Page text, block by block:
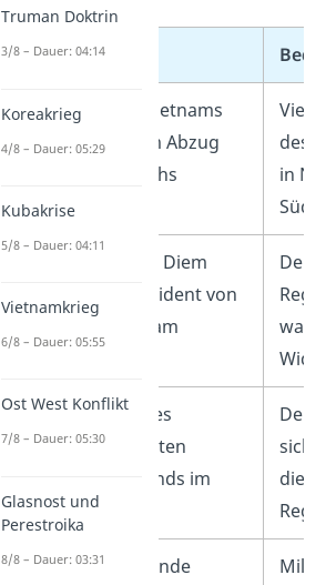
Jahr Ereignis
1954
Teilung Vietnams
nach dem Abzug
Frankreichs
des
in
Ngo Dinh Diem
wird Präsident von
Südvietnam
Der
1959
Beginn des
bewaffneten
Widerstands im
Süden
Der
sich
die
1961–
Zunehmende
Truman Doktrin
3/8 – Dauer: 04:14
Koreakrieg
4/8 – Dauer: 05:29
Kubakrise
5/8 – Dauer: 04:11
Vietnamkrieg
6/8 – Dauer: 05:55
Ost West Konflikt
7/8 – Dauer: 05:30
Glasnost und
Perestroika
8/8 – Dauer: 03:31